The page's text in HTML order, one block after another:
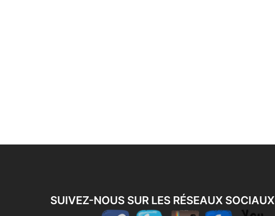
SUIVEZ-NOUS SUR LES RÉSEAUX SOCIAUX